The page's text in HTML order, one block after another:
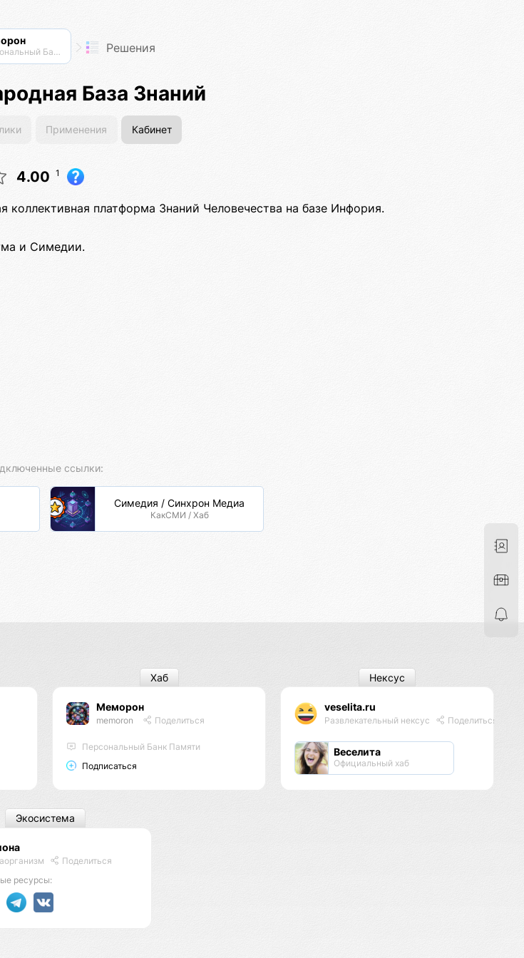
Персональный Банк Памяти Решения
База Знаний
Применения Кабинет
4.00 1
коллективная платформа Знаний Человечества на базе Инфория.
и Симедии.
ссылки:
Симедия / Синхрон Медиа
КакСМИ / Хаб
Меморон
memoron Поделиться
Персональный Банк Памяти
Подписаться
Хаб
veselita.ru
Развлекательный нексус Поделиться
Веселита
Официальный хаб
Нексус
Поделиться
ресурсы:
Экосистема